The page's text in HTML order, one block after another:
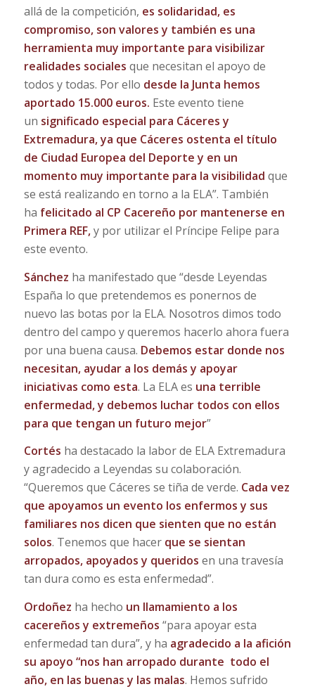
allá de la competición, es solidaridad, es
compromiso, son valores y también es una
herramienta muy importante para visibilizar
realidades sociales que necesitan el apoyo de
todos y todas. Por ello desde la Junta hemos
aportado 15.000 euros. Este evento tiene
un significado especial para Cáceres y
Extremadura, ya que Cáceres ostenta el título
de Ciudad Europea del Deporte y en un
momento muy importante para la visibilidad que
se está realizando en torno a la ELA”. También
ha felicitado al CP Cacereño por mantenerse en
Primera REF,y por utilizar el Príncipe Felipe para
este evento.
Sánchez ha manifestado que “desde Leyendas
España lo que pretendemos es ponernos de
nuevo las botas por la ELA. Nosotros dimos todo
dentro del campo y queremos hacerlo ahora fuera
por una buena causa. Debemos estar donde nos
necesitan, ayudar a los demás y apoyar
iniciativas como esta. La ELA es una terrible
enfermedad, y debemos luchar todos con ellos
para que tengan un futuro mejor”
Cortés ha destacado la labor de ELA Extremadura
y agradecido a Leyendas su colaboración.
“Queremos que Cáceres se tiña de verde. Cada vez
que apoyamos un evento los enfermos y sus
familiares nos dicen que sienten que no están
solos. Tenemos que hacer que se sientan
arropados, apoyados y queridos en una travesía
tan dura como es esta enfermedad”.
Ordoñez ha hecho un llamamiento a los
cacereños y extremeños “para apoyar esta
enfermedad tan dura”, y ha agradecido a la afición
su apoyo “nos han arropado durante todo el
año, en las buenas y las malas. Hemos sufrido